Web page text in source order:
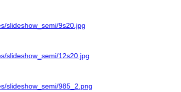
slideshow_semi/9s20.jpg
slideshow_semi/12s20.jpg
slideshow_semi/985_2.png